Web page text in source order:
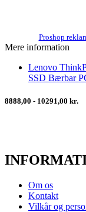
Proshop
Mere information
Lenovo
SSD Bærbar
8888,00 - 10291,00 kr.
Om os
Kontakt
Vilkår og